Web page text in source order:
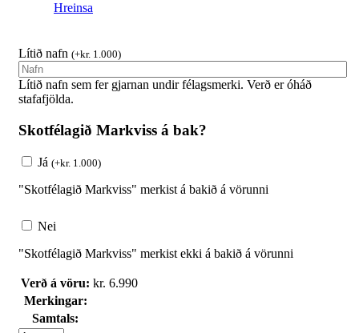
Hreinsa
Lítið nafn (+kr. 1.000)
Lítið nafn sem fer gjarnan undir félagsmerki. Verð er óháð
stafafjölda.
Skotfélagið Markviss á bak?
Já (+kr. 1.000)
"Skotfélagið Markviss" merkist á bakið á vörunni
Nei
"Skotfélagið Markviss" merkist ekki á bakið á vörunni
Verð á vöru: kr. 6.990
Merkingar:
Samtals: